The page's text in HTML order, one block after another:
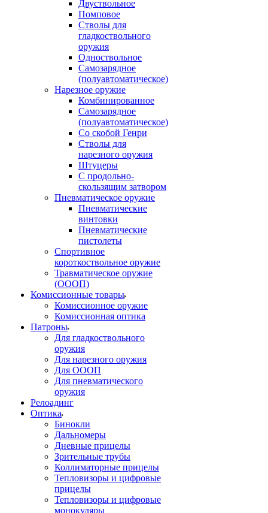
Двуствольное
Помповое
Стволы для
гладкоствольного
оружия
Одноствольное
Самозарядное
(полуавтоматическое)
Нарезное оружие
Комбинированное
Самозарядное
(полуавтоматическое)
Со скобой Генри
Стволы для
нарезного оружия
Штуцеры
С продольно-
скользящим затвором
Пневматическое оружие
Пневматические
винтовки
Пневматические
пистолеты
Спортивное
короткоствольное оружие
Травматическое оружие
(ОООП)
Комиссионные товары
Комиссионное оружие
Комиссионная оптика
Патроны
Для гладкоствольного
оружия
Для нарезного оружия
Для ОООП
Для пневматического
оружия
Релоадинг
Оптика
Бинокли
Дальномеры
Дневные прицелы
Зрительные трубы
Коллиматорные прицелы
Тепловизоры и цифровые
прицелы
Тепловизоры и цифровые
монокуляры